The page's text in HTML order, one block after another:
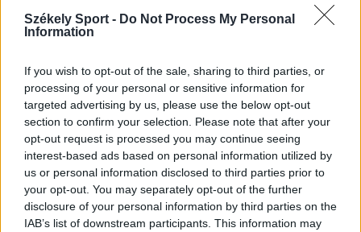
Székely Sport - Do Not Process My Personal
Information
If you wish to opt-out of the sale, sharing to third parties, or
processing of your personal or sensitive information for
targeted advertising by us, please use the below opt-out
section to confirm your selection. Please note that after your
opt-out request is processed you may continue seeing
interest-based ads based on personal information utilized by
us or personal information disclosed to third parties prior to
your opt-out. You may separately opt-out of the further
disclosure of your personal information by third parties on the
IAB’s list of downstream participants. This information may